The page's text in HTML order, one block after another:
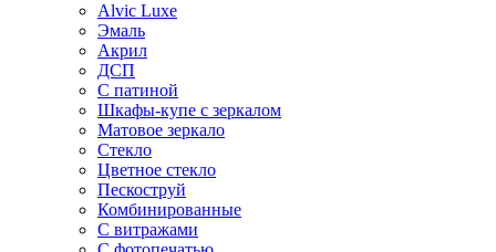
Alvic Luxe
Эмаль
Акрил
ДСП
С патиной
Шкафы-купе с зеркалом
Матовое зеркало
Стекло
Цветное стекло
Пескоструй
Комбинированные
С витражами